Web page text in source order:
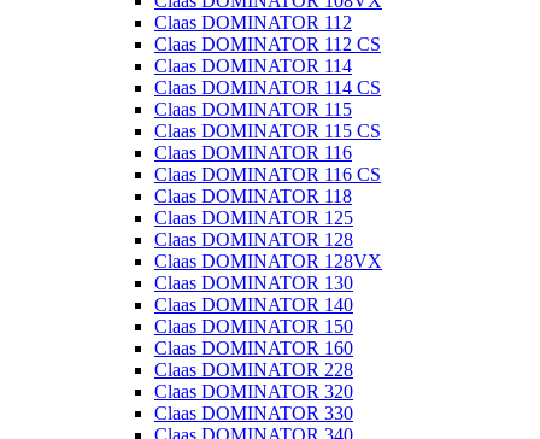
Claas DOMINATOR 112
Claas DOMINATOR 112 CS
Claas DOMINATOR 114
Claas DOMINATOR 114 CS
Claas DOMINATOR 115
Claas DOMINATOR 115 CS
Claas DOMINATOR 116
Claas DOMINATOR 116 CS
Claas DOMINATOR 118
Claas DOMINATOR 125
Claas DOMINATOR 128
Claas DOMINATOR 128VX
Claas DOMINATOR 130
Claas DOMINATOR 140
Claas DOMINATOR 150
Claas DOMINATOR 160
Claas DOMINATOR 228
Claas DOMINATOR 320
Claas DOMINATOR 330
Claas DOMINATOR 340